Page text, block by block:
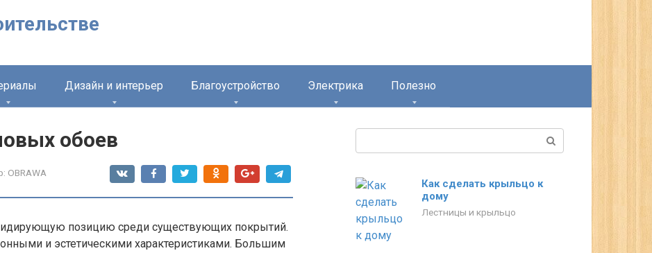
Дизайн и интерьер Благоустройство Электрика Полезно
обоев
OBRAWA
позицию среди существующих покрытий.
и эстетическими характеристиками. Большим
Как сделать крыльцо к
дому
Лестницы и крыльцо